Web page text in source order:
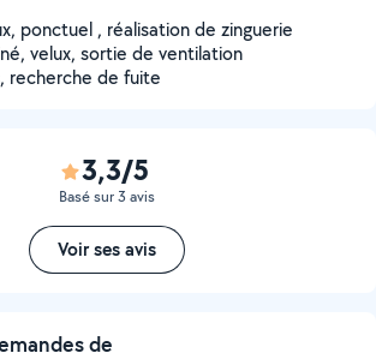
ponctuel , réalisation de zinguerie
velux, sortie de ventilation
recherche de fuite
3,3/5
Basé sur 3 avis
Voir ses avis
de